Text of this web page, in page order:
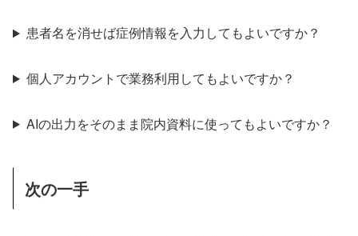
患者名を消せば症例情報を入力してもよいですか？
個人アカウントで業務利用してもよいですか？
AIの出力をそのまま院内資料に使ってもよいですか？
次の一手